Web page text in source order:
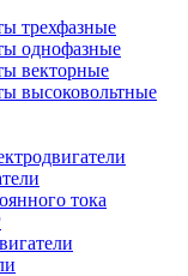
трехфазные
однофазные
векторные
высоковольтные
тока